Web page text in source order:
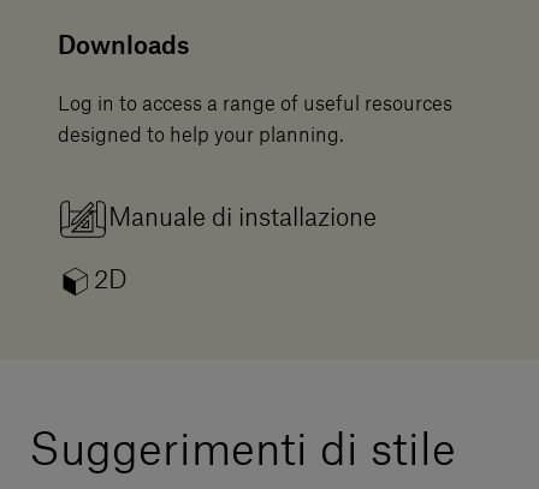
Downloads
Log in to access a range of useful resources
designed to help your planning.
Manuale di installazione
2D
Suggerimenti di stile